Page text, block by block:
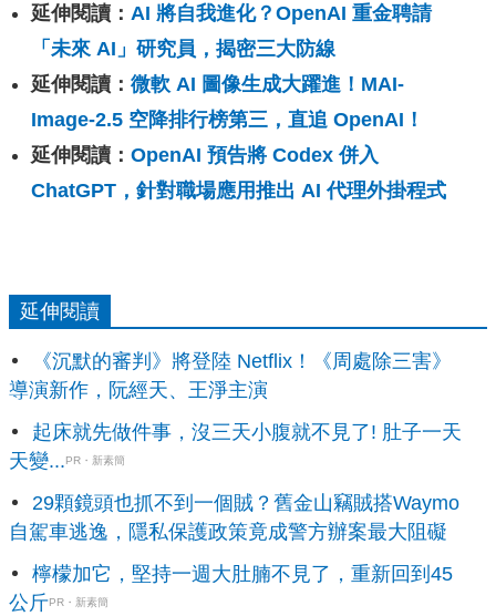
延伸閱讀： AI 將自我進化？OpenAI 重金聘請
「未來 AI」研究員，揭密三大防線
延伸閱讀： 微軟 AI 圖像生成大躍進！MAI-
Image-2.5 空降排行榜第三，直追 OpenAI！
延伸閱讀： OpenAI 預告將 Codex 併入
ChatGPT，針對職場應用推出 AI 代理外掛程式
延伸閱讀
《沉默的審判》將登陸 Netflix！《周處除三害》
導演新作，阮經天、王淨主演
起床就先做件事，沒三天小腹就不見了! 肚子一天
天變...PR・新素簡
29顆鏡頭也抓不到一個賊？舊金山竊賊搭Waymo
自駕車逃逸，隱私保護政策竟成警方辦案最大阻礙
檸檬加它，堅持一週大肚腩不見了，重新回到45
公斤PR・新素簡